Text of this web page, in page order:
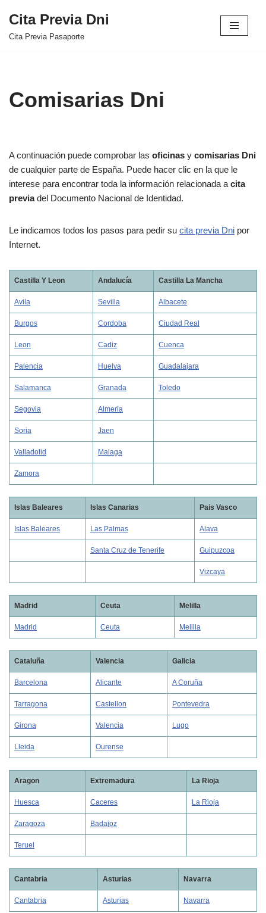
Saltar
Cita Previa Dni
Cita Previa Pasaporte
Comisarias Dni
A continuación puede comprobar las oficinas y comisarias Dni
de cualquier parte de España. Puede hacer clic en la que le
interese para encontrar toda la información relacionada a cita
previadel Documento Nacional de Identidad.
Le indicamos todos los pasos para pedir su cita previa Dni por
Internet.
Castilla Y Leon Andalucía Castilla La Mancha
Avila Sevilla Albacete
Burgos Cordoba Ciudad Real
Leon Cadiz Cuenca
Palencia Huelva Guadalajara
Salamanca Granada Toledo
Segovia Almeria
Soria Jaen
Valladolid Malaga
Zamora
Islas Baleares Islas Canarias Pais Vasco
Islas Baleares Las Palmas Alava
Santa Cruz de Tenerife Guipuzcoa
Vizcaya
Madrid Ceuta Melilla
Madrid Ceuta Melilla
Cataluña Valencia Galicia
Barcelona Alicante A Coruña
Tarragona Castellon Pontevedra
Girona Valencia Lugo
Lleida Ourense
Aragon Extremadura La Rioja
Huesca Caceres La Rioja
Zaragoza Badajoz
Teruel
Cantabria Asturias Navarra
Cantabria Asturias Navarra